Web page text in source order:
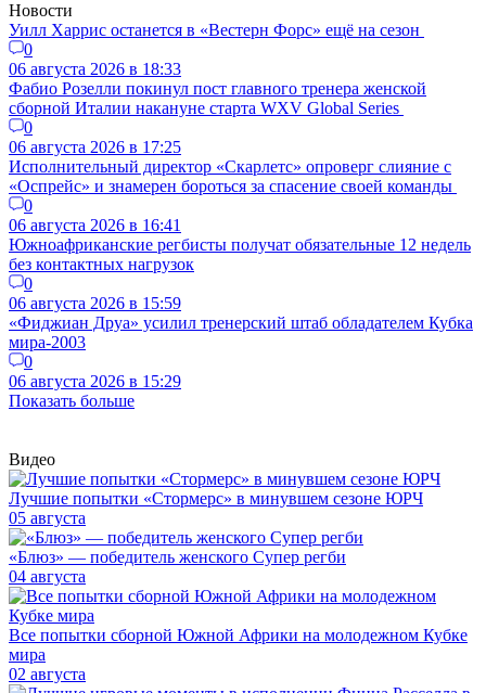
Новости
Уилл Харрис останется в «Вестерн Форс» ещё на сезон
0
06 августа 2026 в 18:33
Фабио Розелли покинул пост главного тренера женской
сборной Италии накануне старта WXV Global Series
0
06 августа 2026 в 17:25
Исполнительный директор «Скарлетс» опроверг слияние с
«Оспрейс» и знамерен бороться за спасение своей команды
0
06 августа 2026 в 16:41
Южноафриканские регбисты получат обязательные 12 недель
без контактных нагрузок
0
06 августа 2026 в 15:59
«Фиджиан Друа» усилил тренерский штаб обладателем Кубка
мира-2003
0
06 августа 2026 в 15:29
Показать больше
Видео
Лучшие попытки «Стормерс» в минувшем сезоне ЮРЧ
05 августа
«Блюз» — победитель женского Супер регби
04 августа
Все попытки сборной Южной Африки на молодежном Кубке
мира
02 августа